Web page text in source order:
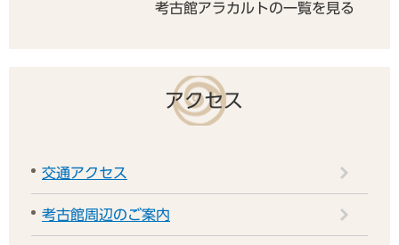
考古館アラカルトの一覧を見る
アクセス
交通アクセス
考古館周辺のご案内